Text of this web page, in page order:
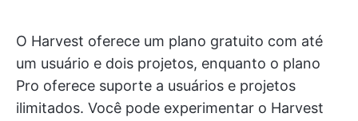
O Harvest oferece um plano gratuito com até
um usuário e dois projetos, enquanto o plano
Pro oferece suporte a usuários e projetos
ilimitados. Você pode experimentar o Harvest